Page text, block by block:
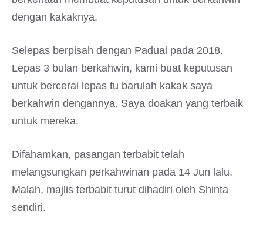
dengan kakaknya.
Selepas berpisah dengan Paduai pada 2018.
Lepas 3 bulan berkahwin, kami buat keputusan
untuk bercerai lepas tu barulah kakak saya
berkahwin dengannya. Saya doakan yang terbaik
untuk mereka.
Difahamkan, pasangan terbabit telah
melangsungkan perkahwinan pada 14 Jun lalu.
Malah, majlis terbabit turut dihadiri oleh Shinta
sendiri.